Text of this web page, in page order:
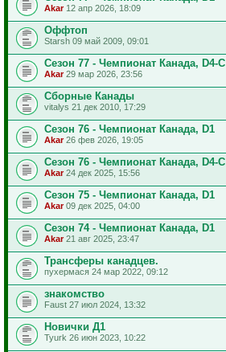
Akar12 апр 2026, 18:09
Оффтоп
Starsh 09 май 2009, 09:01
Сезон 77 - Чемпионат Канада, D4-C
Akar29 мар 2026, 23:56
Сборные Канады
vitalys 21 дек 2010, 17:29
Сезон 76 - Чемпионат Канада, D1
Akar26 фев 2026, 19:05
Сезон 76 - Чемпионат Канада, D4-C
Akar24 дек 2025, 15:56
Сезон 75 - Чемпионат Канада, D1
Akar09 дек 2025, 04:00
Сезон 74 - Чемпионат Канада, D1
Akar21 авг 2025, 23:47
Трансферы канадцев.
пухермася 24 мар 2022, 09:12
знакомство
Faust 27 июл 2024, 13:32
Новички Д1
Tyurk 26 июн 2023, 10:22